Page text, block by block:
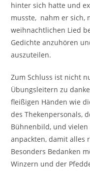
hinter sich hatte und
musste, nahm er sich,
weihnachtlichen Lied
Gedichte anzuhören
auszuteilen.
Zum Schluss ist nicht
Übungsleitern zu
fleißigen Händen wie
des Thekenpersonals,
Bühnenbild, und
anpackten, damit alles
Besonders Bedanken
Winzern und der